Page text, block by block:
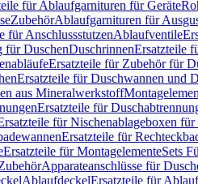
für Ablaufgarnituren für Geräte
ZubehörAblaufgarnituren für
für AnschlussstutzenAblaufventile
für DuschenDuschrinnenErsatzteile
Ersatzteile für Zubehör für
Ersatzteile für Duschwannen und
aus Mineralwerkstoff
Ersatzteile für
für Nischenablageboxen für
Ersatzteile für
Ersatzteile für MontagelementeSets
Apparateanschlüsse für
AblaufdeckelErsatzteile für